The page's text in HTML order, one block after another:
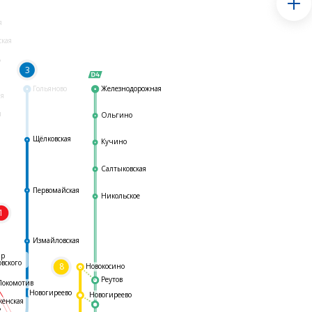
Гольяново
3
8
Железнодорожная
Ольгино
Кучино
Салтыковская
Никольское
Реутов
Измайловская
Первомайская
Щёлковская
Новогиреево
Новогиреево
Новокосино